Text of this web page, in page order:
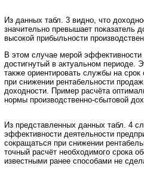
Из данных табл. 3 видно, что
значительно превышает показатель
высокой прибыльности
В этом случае мерой
достигнутый в актуальном периоде.
также ориентировать службы на срок
при снижении рентабельности
доходности. Пример расчёта
нормы производственно-сбытовой
Из представленных данных табл. 4
эффективности деятельности
сокращаться при снижении
точный расчёт необходимого срока
известными ранее способами не